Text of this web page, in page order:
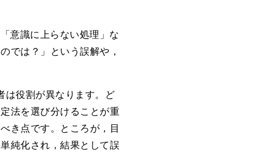
意識に上らない処理」な
では？」という誤解や，
は役割が異なります。ど
法を選び分けることが重
き点です。ところが，目
純化され，結果として誤